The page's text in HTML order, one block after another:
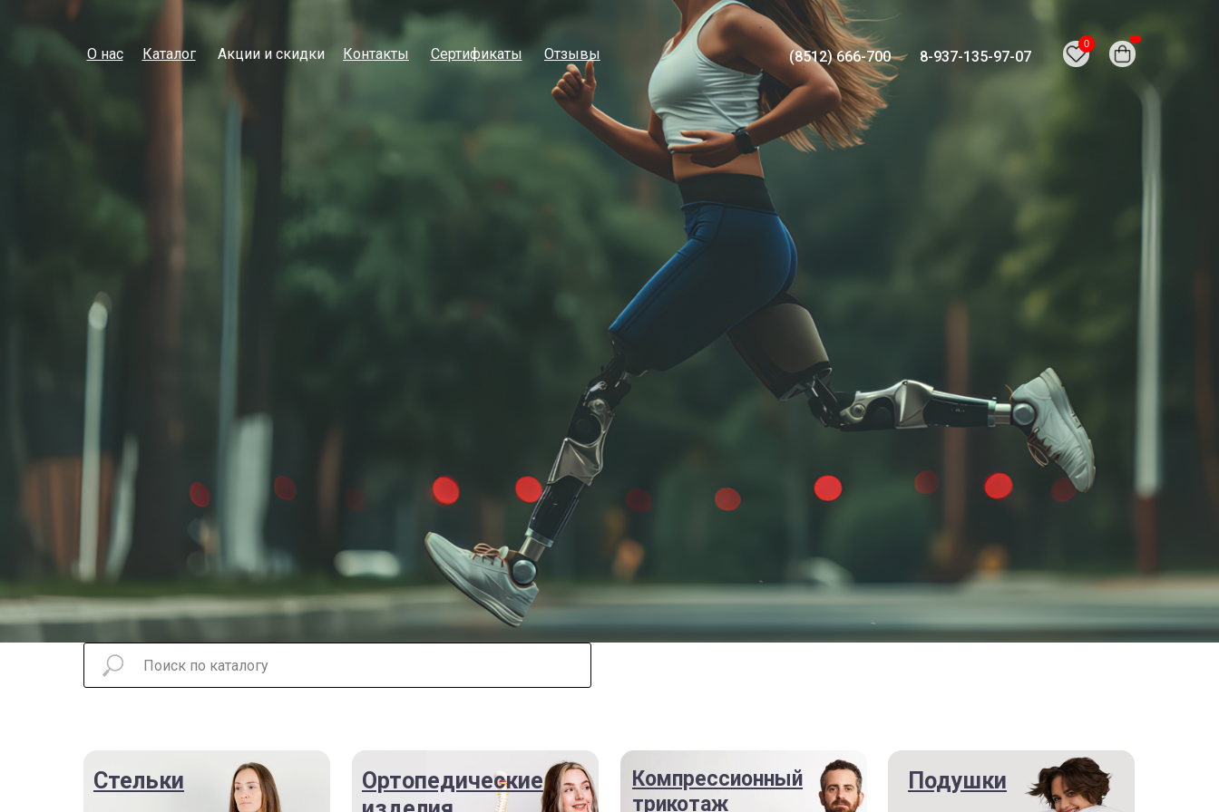
Акции и скидки
О нас Каталог Отзывы
Сертификаты
Контакты (8512) 666-700 8-937-135-97-07
0
Стельки
Ортопедические
Компрессионный
трикотаж
Подушки